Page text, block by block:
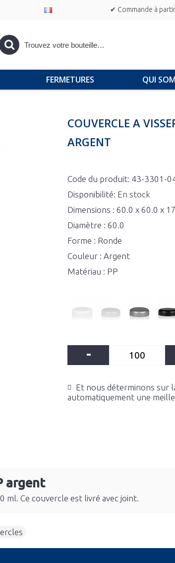
✔ Commande à
FERMETURES QUI
COUVERCLE A
ARGENT
Code du produit: 43-3301-
Disponibilité: En stock
Dimensions : 60.0 x 60.0 x
Diamètre : 60.0
Forme : Ronde
Couleur : Argent
Matériau : PP
-
Et nous déterminons sur
automatiquement une
argent
Ce couvercle est livré avec joint.